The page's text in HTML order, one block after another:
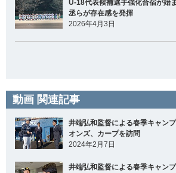
U-18代表候補選手強化合宿が始
丞らが存在感を発揮
2026年4月3日
動画 関連記事
井端弘和監督による春季キャン
オンズ、カープを訪問
2024年2月7日
井端弘和監督による春季キャン